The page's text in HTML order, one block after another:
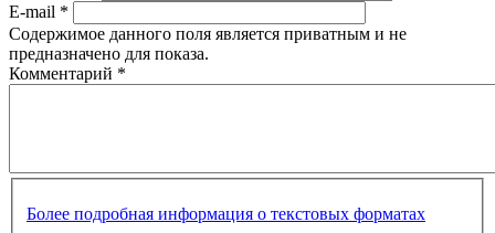
E-mail *
Содержимое данного поля является приватным и не
предназначено для показа.
Комментарий *
Более подробная информация о текстовых форматах